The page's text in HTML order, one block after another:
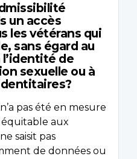
un accès
les vétérans qui
sans égard au
de
sexuelle ou à
pas été en mesure
équitable aux
saisit pas
de données ou